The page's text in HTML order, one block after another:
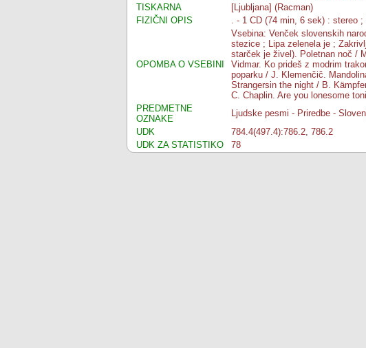
TISKARNA
[Ljubljana] (Racman)
FIZIČNI OPIS
. - 1 CD (74 min, 6 sek) : stereo
OPOMBA O VSEBINI
Vsebina: Venček slovenskih
stezice ; Lipa zelenela je ;
starček je živel). Poletnan noč /
Vidmar. Ko prideš z modrim
poparku / J. Klemenčič.
Strangersin the night / B.
C. Chaplin. Are you lonesome
PREDMETNE
OZNAKE
Ljudske pesmi - Priredbe -
UDK
784.4(497.4):786.2, 786.2
UDK ZA STATISTIKO
78